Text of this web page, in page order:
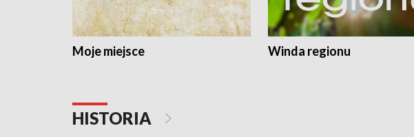
Moje miejsce Winda regionu
HISTORIA